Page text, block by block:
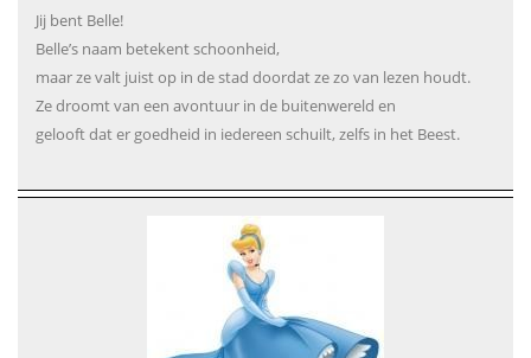
Jij bent Belle!
Belle’s naam betekent schoonheid,
maar ze valt juist op in de stad doordat ze zo van lezen houdt.
Ze droomt van een avontuur in de buitenwereld en
gelooft dat er goedheid in iedereen schuilt, zelfs in het Beest.